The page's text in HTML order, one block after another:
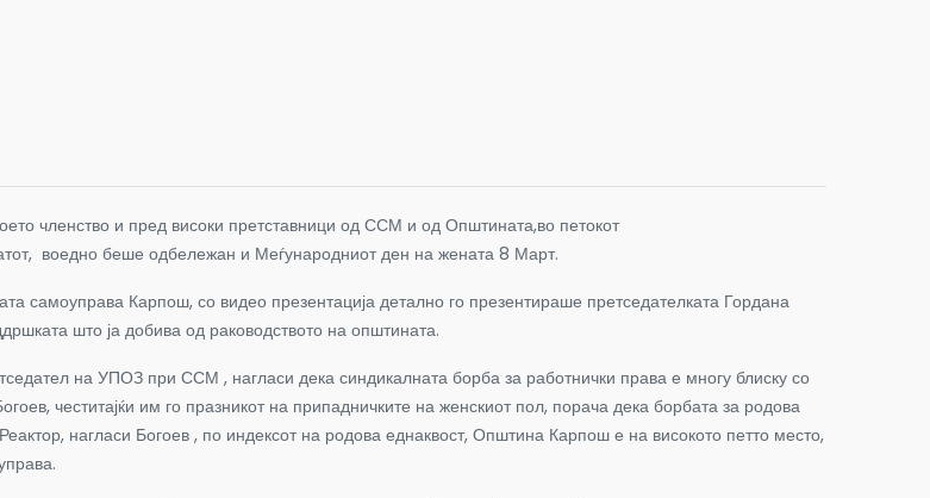
членство и пред високи претставници од ССМ и од Општината,во петокот
воедно беше одбележан и Меѓународниот ден на жената 8 Март.
самоуправа Карпош, со видео презентација детално го презентираше претседателката Гордана
што ја добива од раководството на општината.
на УПОЗ при ССМ , нагласи дека синдикалната борба за работнички права е многу блиску со
честитајќи им го празникот на припадничките на женскиот пол, порача дека борбата за родова
нагласи Богоев , по индексот на родова еднаквост, Општина Карпош е на високото петто место,